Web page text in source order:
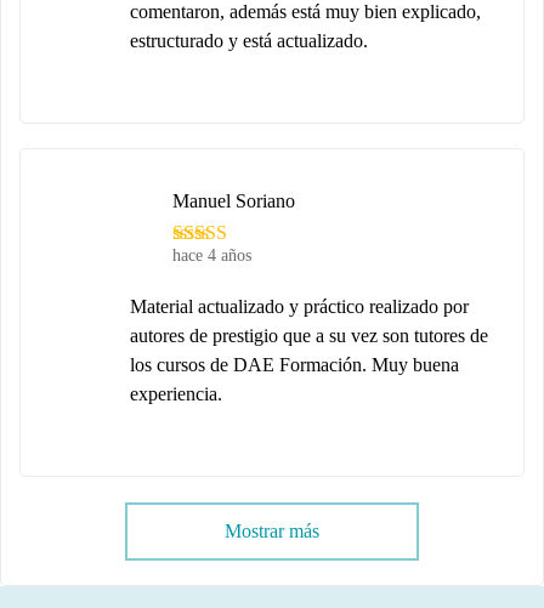
comentaron, además está muy bien explicado,
estructurado y está actualizado.
hace 4 años
Manuel Soriano
Material actualizado y práctico realizado por
autores de prestigio que a su vez son tutores de
los cursos de DAE Formación. Muy buena
experiencia.
Mostrar más